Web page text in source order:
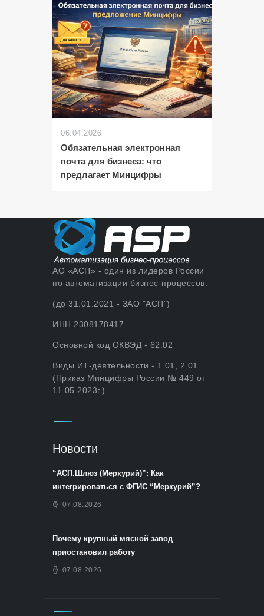
06.04.2026
Обязательная электронная
почта для бизнеса: что
предлагает Минцифры
АО «АСП» - один из лидеров России
по автоматизации бизнес-процессов.
(до 31.01.2021 - ЗАО "АСП")
ИНН 2308178417
Основной код ОКВЭД - 62.02
Виды ИТ-деятельности - 1.01, 2.01
(Приказ Минцифры России № 449 от
11.05.2023г.)
Новости
“АСП.Шлюз (Меркурий)”: Как
интегрироваться с ФГИС “Меркурий”?
07.08.2026
Почему крупный мясной завод
приостановил работу
07.08.2026